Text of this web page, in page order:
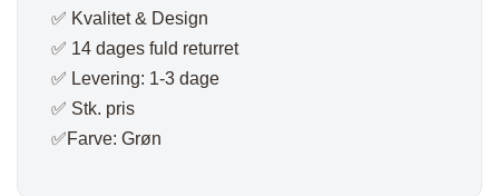
✅ Kvalitet & Design
✅ 14 dages fuld returret
✅ Levering: 1-3 dage
✅ Stk. pris
✅Farve: Grøn